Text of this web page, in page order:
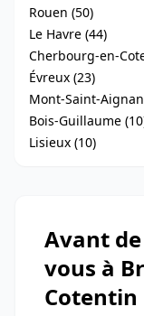
Rouen (50)
Le Havre (44)
Cherbourg-en-
Évreux (23)
Mont-Saint-
Bois-Guillaume
Lisieux (10)
Avant
vous à
Cotentin